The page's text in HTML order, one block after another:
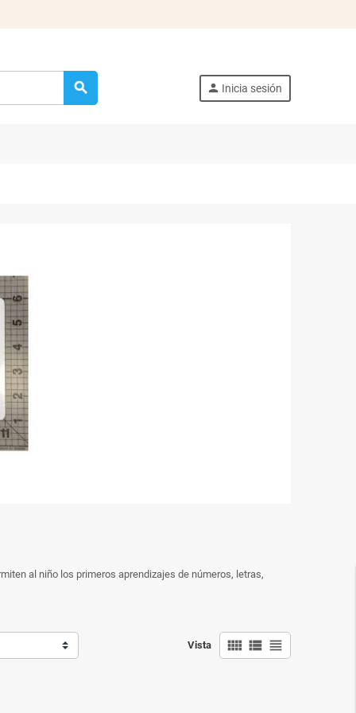
search person Inicia sesión
al niño los primeros aprendizajes de números, letras,
Vista view_comfy view_list view_headline